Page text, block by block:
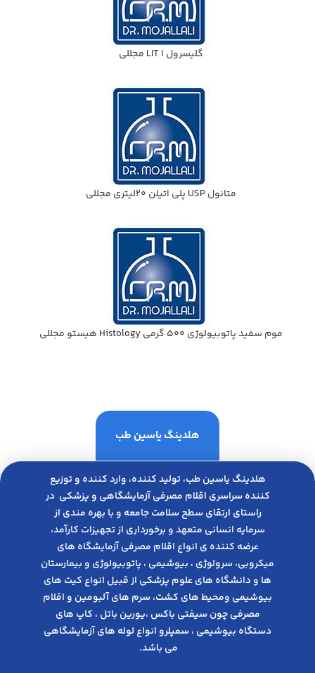
گليسرول 1 LIT مجللي
متانول USP پلي اتيلن 20ليتري مجللي
موم سفيد پاتوبيولوژي 500 گرمي Histology هيستو مجللي
هلدینگ یاسین طب
هلدینگ یاسین طب، تولید کننده، وارد کننده و توزیع
کننده سراسری اقلام مصرفی آزمایشگاهی و پزشکی در
راﺳﺘﺎی ارﺗﻘﺎی ﺳﻄﺢ ﺳﻼﻣﺖ ﺟﺎﻣﻌﻪ و ﺑﺎ ﺑﻬﺮه ﻣﻨﺪی از
ﺳﺮﻣﺎﯾﻪ انسانی متعهد و ﺑﺮﺧﻮرداری از ﺗﺠﻬﯿﺰات ﮐﺎرآﻣﺪ،
عرضه کننده ی انواع اﻗﻼم مصرفی آزﻣﺎﯾﺸﮕﺎه های
میکروبی، ﺳﺮوﻟﻮژی ، ﺑﯿﻮﺷﯿﻤﯽ ، پاتوبیولوژی و بیمارستان
ها و دانشگاه های علوم پزشکی از قبیل انواع کیت های
بیوشیمی ومحیط های کشت، سرم های آلبومین و اقلام
مصرفی چون سیفتی باکس ،یورین باتل ، کاپ های
دستگاه بیوشیمی ، سمپلرو انواع لوله های آزمایشگاهی
می باشد.